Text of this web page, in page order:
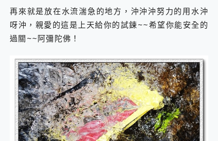
再來就是放在水流湍急的地方，沖沖沖努力的用水沖
呀沖，親愛的這是上天給你的試鍊~~希望你能安全的
過關~~阿彌陀佛！